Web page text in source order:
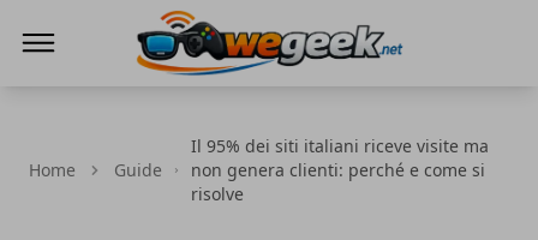
Home Guide
Il 95% dei siti italiani riceve visite ma
non genera clienti: perché e come si
risolve